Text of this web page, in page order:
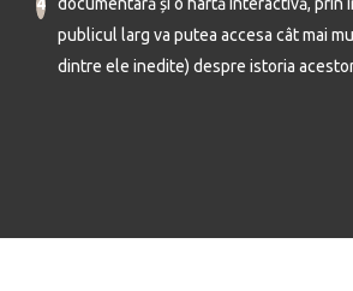
publicul larg va putea accesa cât mai
dintre ele inedite) despre istoria